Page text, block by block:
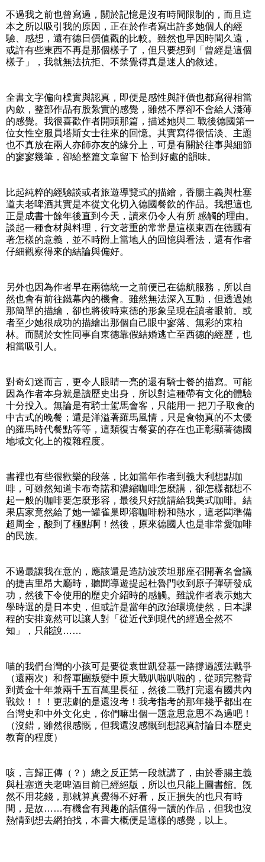
不過我之前也曾寫過，關於記憶是沒有時間限制的，而且這
本之所以吸引我的原因，正在於作者寫出許多她個人的經
驗、感想，還有德日價值觀的比較。雖然也早因時間久遠，
或許有些東西不再是那個樣子了，但只要想到「曾經是這個
樣子」，我就無法抗拒、不禁覺得真是迷人的敘述。
全書文字偏向樸實與認真，即便是感性與評價也都寫得相當
內歛，整部作品有股紮實的感覺，雖然不厚卻不會給人淺薄
的感覺。我很喜歡作者開頭那篇，描述她與二 戰後德國第一
位女性空服員塔斯女士往來的回憶。其實寫得很恬淡、主題
也不真放在兩人亦師亦友的緣分上，可是有關於往事與細節
的寥寥幾筆，卻給整篇文章留下 恰到好處的韻味。
比起純粹的經驗談或者旅遊導覽式的描繪，香腸主義與杜塞
道夫老啤酒其實是本從文化切入德國餐飲的作品。我想這也
正是成書十餘年後直到今天，讀來仍令人有所 感觸的理由。
談起一種食材與料理，行文著重的常常是這樣東西在德國有
著怎樣的意義，並不時附上當地人的回憶與看法，還有作者
仔細觀察得來的結論與偏好。
另外也因為作者早在兩德統一之前便已在德航服務，所以自
然也會有前往鐵幕內的機會。雖然無法深入互動，但透過她
那簡單的描繪，卻也將彼時東德的形象呈現在讀者眼前。或
者至少她很成功的描繪出那個自己眼中寥落、無彩的東柏
林。而關於女性同事自東德靠假結婚逃亡至西德的經歷，也
相當吸引人。
對奇幻迷而言，更令人眼睛一亮的還有騎士餐的描寫。可能
因為作者本身就是讀歷史出身，所以對這種帶有文化的體驗
十分投入。無論是有騎士駕馬會客，只能用一 把刀子取食的
中古式的晚餐；還是洋溢著羅馬風情，只是食物真的不太優
的羅馬時代餐點等等，這類復古餐宴的存在也正彰顯著德國
地域文化上的複雜程度。
書裡也有些很歡樂的段落，比如當年作者到義大利想點咖
啡，可雖然知道卡布奇諾和濃縮咖啡怎麼講，卻怎樣都想不
起一般的咖啡要怎麼形容，最後只好說請給我美式咖啡。結
果店家竟然給了她一罐雀巢即溶咖啡粉和熱水，這老闆準備
超周全，酸到了極點啊！然後，原來德國人也是非常愛咖啡
的民族。
不過最讓我在意的，應該還是造訪波茨坦那座召開著名會議
的捷吉里昂大廳時，聽聞導遊提起杜魯門收到原子彈研發成
功，然後下令使用的歷史介紹時的感觸。雖說作者表示她大
學時選的是日本史，但或許是當年的政治環境使然，日本課
程的安排竟然可以讓人對「從近代到現代的經過全然不
知」，只能說……
喵的我們台灣的小孩可是要從袁世凱登基一路撐過護法戰爭
（還兩次）和督軍團叛變中原大戰叭啦叭啦的，從頭完整背
到黃金十年兼兩千五百萬里長征，然後二戰打完還有國共內
戰欸！！！更悲劇的是還沒考！我考指考的那年幾乎都出在
台灣史和中外文化史，你們嘛出個一題意思意思不為過吧！
（沒錯，雖然很感慨，但我還沒感慨到想認真討論日本歷史
教育的程度）
咳，言歸正傳（？）總之反正第一段就講了，由於香腸主義
與杜塞道夫老啤酒目前已經絕版，所以也只能上圖書館。旣
然不用花錢，那就算真覺得不好看，反正損失的也只有時
間，是故……有機會有興趣的話值得一讀的作品，但我也沒
熱情到想去網拍找，本書大概便是這樣的感覺，以上。